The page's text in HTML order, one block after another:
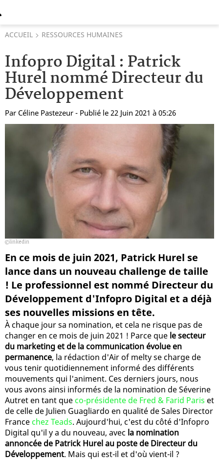
ACCUEIL RESSOURCES HUMAINES
Infopro Digital : Patrick
Hurel nommé Directeur du
Développement
Par Céline Pastezeur - Publié le 22 Juin 2021 à 05:26
linkedin
En ce mois de juin 2021, Patrick Hurel se
lance dans un nouveau challenge de taille
! Le professionnel est nommé Directeur du
Développement d'Infopro Digital et a déjà
ses nouvelles missions en tête.
À chaque jour sa nomination, et cela ne risque pas de
changer en ce mois de juin 2021 ! Parce que le secteur
du marketing et de la communication évolue en
permanence, la rédaction d'Air of melty se charge de
vous tenir quotidiennement informé des différents
mouvements qui l'animent. Ces derniers jours, nous
vous avons ainsi informés de la nomination de Séverine
Autret en tant que co-présidente de Fred & Farid Paris et
de celle de Julien Guagliardo en qualité de Sales Director
France chez Teads. Aujourd'hui, c'est du côté d'Infopro
Digital qu'il y a du nouveau, avec la nomination
annoncée de Patrick Hurel au poste de Directeur du
Développement. Mais qui est-il et d'où vient-il ?